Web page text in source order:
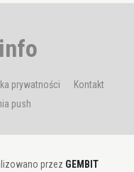
prywatności
Kontakt
push
przez GEMBIT